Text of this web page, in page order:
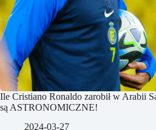
Ile Cristiano Ronaldo zarobił w Arabii
są ASTRONOMICZNE!
2024-03-27